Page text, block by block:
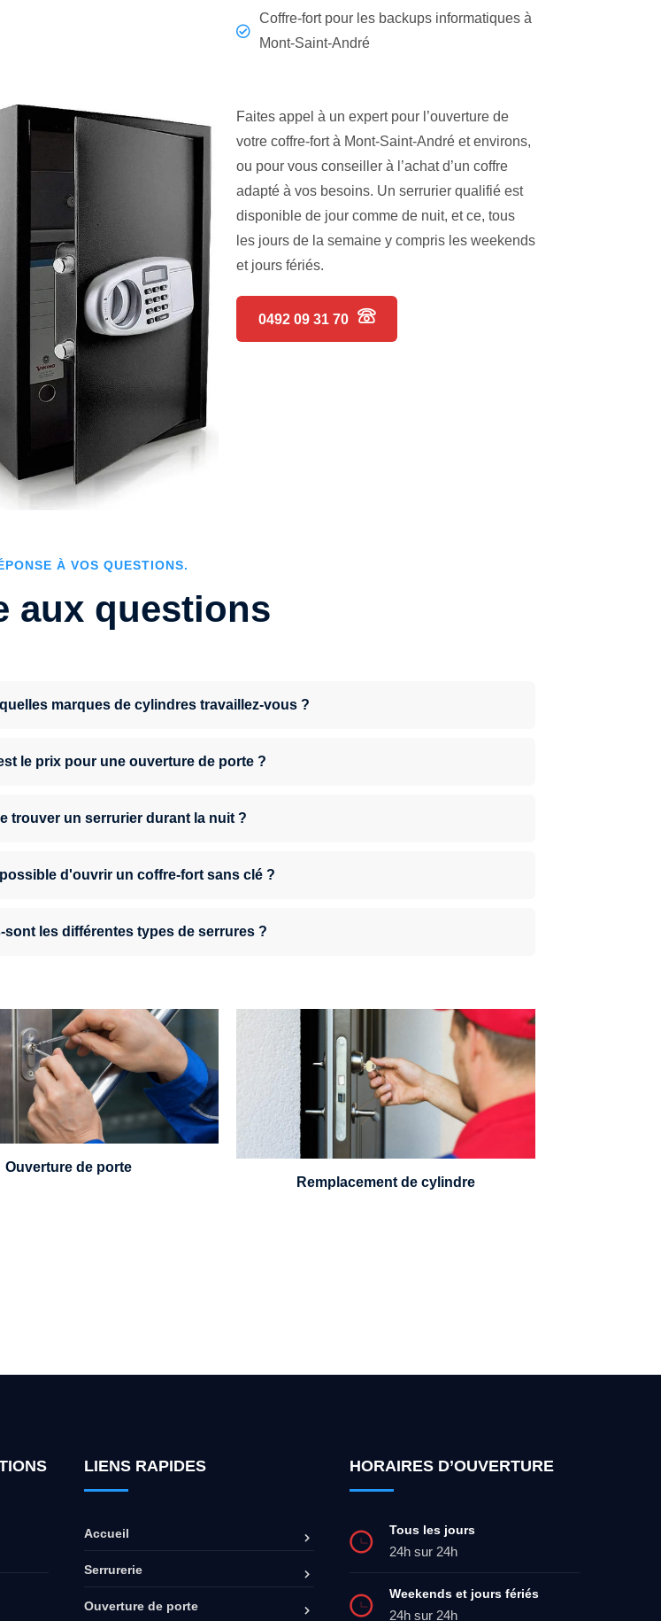
Coffre-fort pour les backups informatiques à
Mont-Saint-André
Faites appel à un expert pour l’ouverture de
votre coffre-fort à Mont-Saint-André et environs,
ou pour vous conseiller à l’achat d’un coffre
adapté à vos besoins. Un serrurier qualifié est
disponible de jour comme de nuit, et ce, tous
les jours de la semaine y compris les weekends
et jours fériés.
0492 09 31 70
À VOS QUESTIONS.
aux questions
marques de cylindres travaillez-vous ?
le prix pour une ouverture de porte ?
trouver un serrurier durant la nuit ?
d'ouvrir un coffre-fort sans clé ?
sont les différentes types de serrures ?
perdu vos clés ou la porte s'est
derrière vous ? Un serrurier est
disponible 24h/7.
Ouverture de porte
Un serrurier sera en mesure de choisir et
remplacer un cylindre standard, à 5
leviers ou à 3 leviers, Mul-T-Lock ou
encore multipoints.
Remplacement de cylindre
LIENS RAPIDES
Accueil
Serrurerie
Ouverture de porte
HORAIRES D’OUVERTURE
Tous les jours
24h sur 24h
Weekends et jours fériés
24h sur 24h